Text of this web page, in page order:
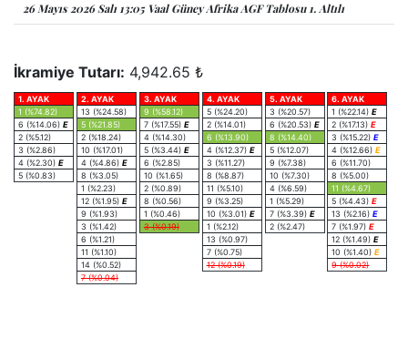
26 Mayıs 2026 Salı 13:05 Vaal Güney Afrika AGF Tablosu 1. Altılı
İkramiye Tutarı: 4,942.65 ₺
1. AYAK
1 (%74.82)
6 (%14.06) E
2 (%5.12)
3 (%2.86)
4 (%2.30) E
5 (%0.83)
2. AYAK
13 (%24.58)
5 (%21.85)
2 (%18.24)
10 (%17.01)
4 (%4.86) E
8 (%3.05)
1 (%2.23)
12 (%1.95) E
9 (%1.93)
3 (%1.42)
6 (%1.21)
11 (%1.10)
14 (%0.52)
7 (%0.04)
3. AYAK
9 (%58.12)
7 (%17.55) E
4 (%14.30)
5 (%3.44) E
6 (%2.85)
10 (%1.65)
2 (%0.89)
8 (%0.56)
1 (%0.46)
3 (%0.19)
4. AYAK
5 (%24.20)
2 (%14.01)
6 (%13.90)
4 (%12.37) E
3 (%11.27)
8 (%8.87)
11 (%5.10)
9 (%3.25)
10 (%3.01) E
1 (%2.12)
13 (%0.97)
7 (%0.75)
12 (%0.19)
5. AYAK
3 (%20.57)
6 (%20.53) E
8 (%14.40)
5 (%12.07)
9 (%7.38)
10 (%7.30)
4 (%6.59)
1 (%5.29)
7 (%3.39) E
2 (%2.47)
6. AYAK
1 (%22.14) E
2 (%17.13) E
3 (%15.22) E
4 (%12.66) E
6 (%11.70)
8 (%5.00)
11 (%4.67)
5 (%4.43) E
13 (%2.16) E
7 (%1.97) E
12 (%1.49) E
10 (%1.40) E
9 (%0.02)